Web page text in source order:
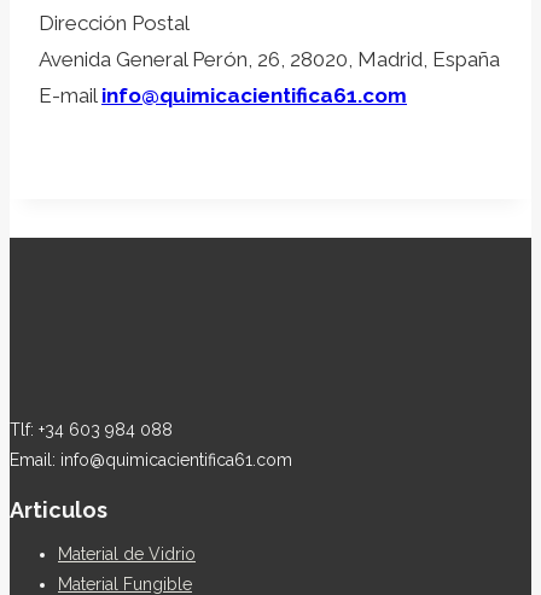
Dirección Postal
Avenida General Perón, 26, 28020, Madrid, España
E-mail info@quimicacientifica61.com
Tlf: +34 603 984 088
Email: info@quimicacientifica61.com
Articulos
Material de Vidrio
Material Fungible